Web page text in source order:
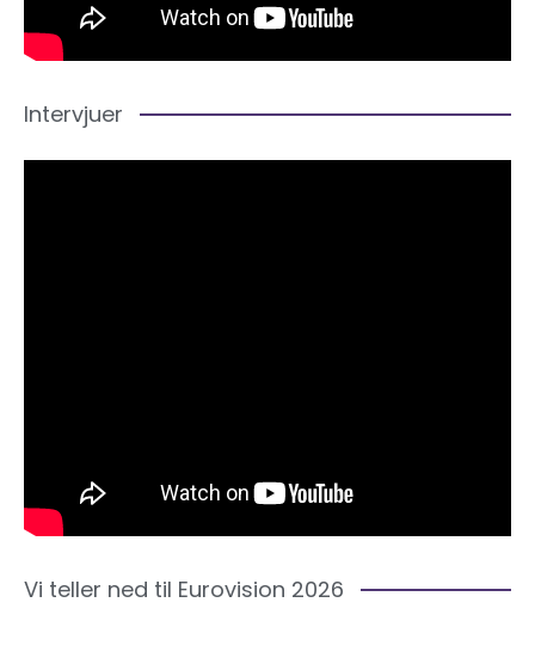
Intervjuer
Vi teller ned til Eurovision 2026